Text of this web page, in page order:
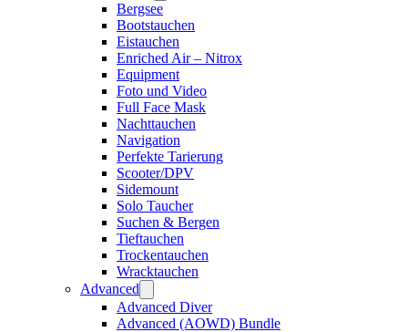
Bergsee
Bootstauchen
Eistauchen
Enriched Air – Nitrox
Equipment
Foto und Video
Full Face Mask
Nachttauchen
Navigation
Perfekte Tarierung
Scooter/DPV
Sidemount
Solo Taucher
Suchen & Bergen
Tieftauchen
Trockentauchen
Wracktauchen
Advanced
Advanced Diver
Advanced (AOWD) Bundle